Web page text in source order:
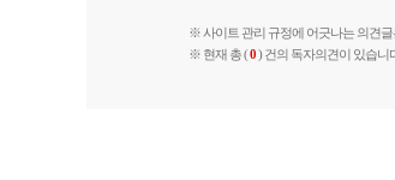
※ 사이트 관리 규정에 어긋나는 의견
※ 현재 총 (0) 건의 독자의견이 있습니